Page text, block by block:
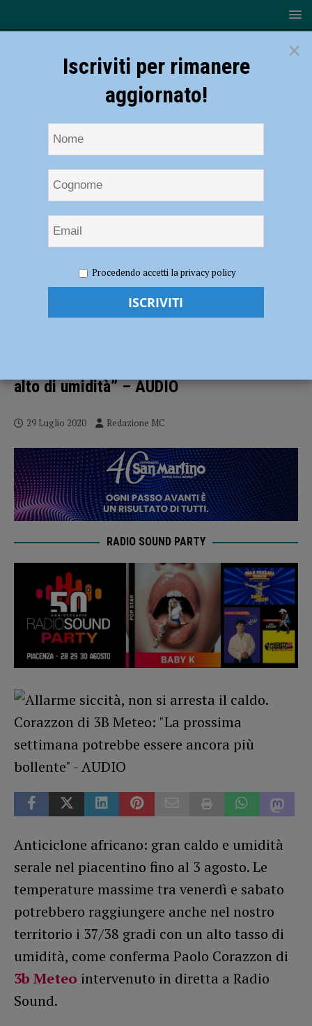
gran caldo nel piacentino fino al 3 agosto. Corazzon di 3B Meteo:
“Nella prima serata il picco più alto di umidità” – AUDIO
Anticiclone africano: gran caldo nel
alto di umidità” – AUDIO
29 Luglio 2020 Redazione MC
RADIO SOUND PARTY
Anticiclone africano: gran caldo e umidità
serale nel piacentino fino al 3 agosto. Le
temperature massime tra venerdì e sabato
potrebbero raggiungere anche nel nostro
territorio i 37/38 gradi con un alto tasso di
umidità, come conferma Paolo Corazzon di
3b Meteo intervenuto in diretta a Radio
Sound.
×
Iscriviti per rimanere
aggiornato!
Procedendo accetti la privacy policy